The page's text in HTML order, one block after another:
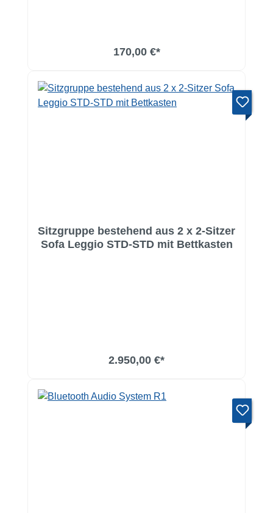
170,00 €*
Sitzgruppe bestehend aus 2 x 2-Sitzer
Sofa Leggio STD-STD mit Bettkasten
2.950,00 €*